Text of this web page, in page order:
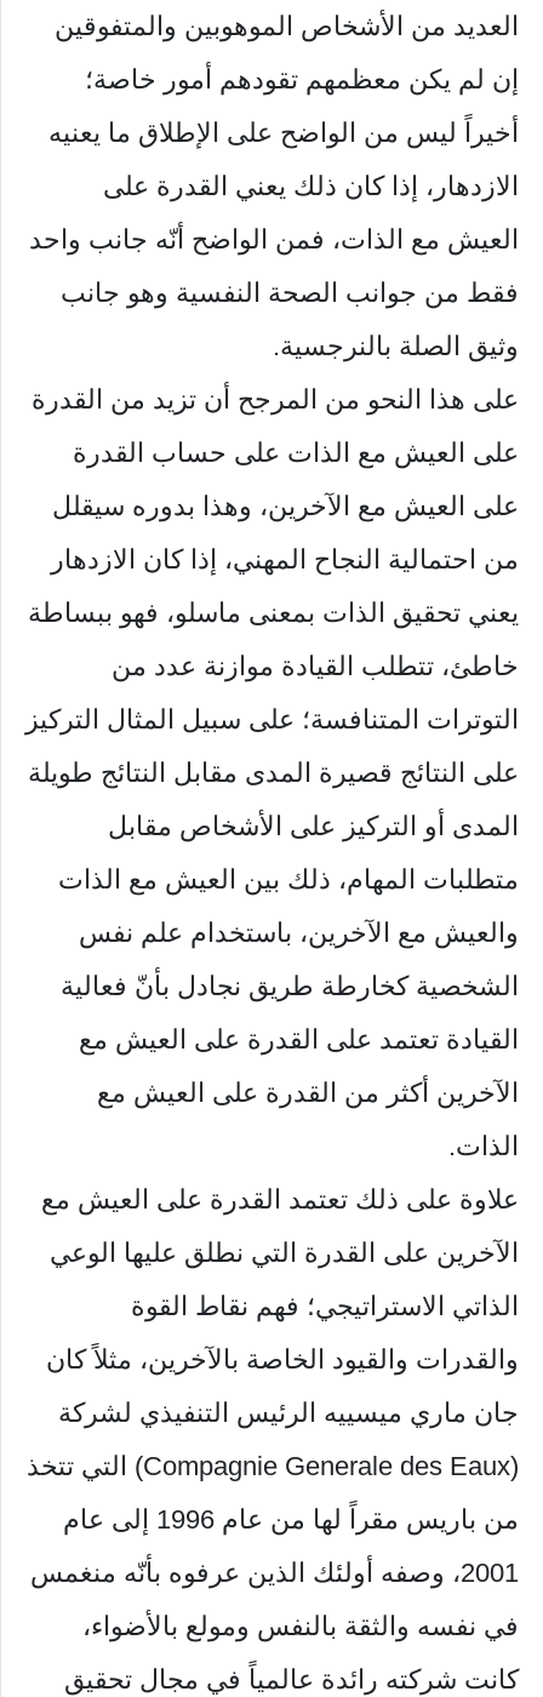
العديد من الأشخاص الموهوبين والمتفوقين
إن لم يكن معظمهم تقودهم أمور خاصة؛
أخيراً ليس من الواضح على الإطلاق ما يعنيه
الازدهار، إذا كان ذلك يعني القدرة على
العيش مع الذات، فمن الواضح أنّه جانب واحد
فقط من جوانب الصحة النفسية وهو جانب
وثيق الصلة بالنرجسية.
على هذا النحو من المرجح أن تزيد من القدرة
على العيش مع الذات على حساب القدرة
على العيش مع الآخرين، وهذا بدوره سيقلل
من احتمالية النجاح المهني، إذا كان الازدهار
يعني تحقيق الذات بمعنى ماسلو، فهو ببساطة
خاطئ، تتطلب القيادة موازنة عدد من
التوترات المتنافسة؛ على سبيل المثال التركيز
على النتائج قصيرة المدى مقابل النتائج طويلة
المدى أو التركيز على الأشخاص مقابل
متطلبات المهام، ذلك بين العيش مع الذات
والعيش مع الآخرين، باستخدام علم نفس
الشخصية كخارطة طريق نجادل بأنّ فعالية
القيادة تعتمد على القدرة على العيش مع
الآخرين أكثر من القدرة على العيش مع
الذات.
علاوة على ذلك تعتمد القدرة على العيش مع
الآخرين على القدرة التي نطلق عليها الوعي
الذاتي الاستراتيجي؛ فهم نقاط القوة
والقدرات والقيود الخاصة بالآخرين، مثلاً كان
جان ماري ميسييه الرئيس التنفيذي لشركة
(Compagnie Generale des Eaux) التي تتخذ
من باريس مقراً لها من عام 1996 إلى عام
2001، وصفه أولئك الذين عرفوه بأنّه منغمس
في نفسه والثقة بالنفس ومولع بالأضواء،
كانت شركته رائدة عالمياً في مجال تحقيق